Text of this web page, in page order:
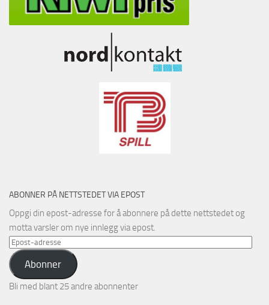
ABONNER PÅ NETTSTEDET VIA EPOST
Oppgi din epost-adresse for å abonnere på dette nettstedet og
motta varsler om nye innlegg via epost.
Epost-
adresse
Abonner
Bli med blant 25 andre abonnenter